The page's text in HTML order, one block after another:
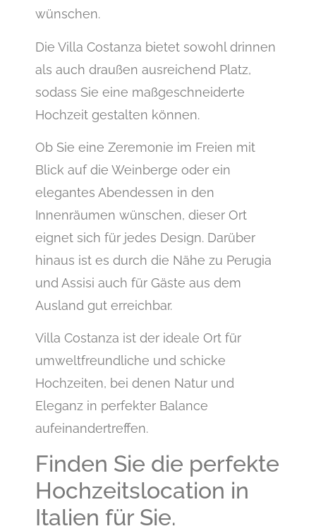
wünschen.
Die Villa Costanza bietet sowohl drinnen
als auch draußen ausreichend Platz,
sodass Sie eine maßgeschneiderte
Hochzeit gestalten können.
Ob Sie eine Zeremonie im Freien mit
Blick auf die Weinberge oder ein
elegantes Abendessen in den
Innenräumen wünschen, dieser Ort
eignet sich für jedes Design. Darüber
hinaus ist es durch die Nähe zu Perugia
und Assisi auch für Gäste aus dem
Ausland gut erreichbar.
Villa Costanza ist der ideale Ort für
umweltfreundliche und schicke
Hochzeiten, bei denen Natur und
Eleganz in perfekter Balance
aufeinandertreffen.
Finden Sie die perfekte
Hochzeitslocation in
Italien für Sie.